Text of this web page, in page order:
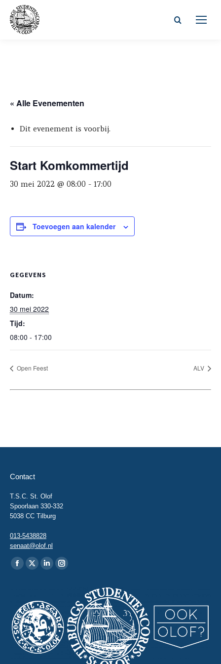
Zoeken:
« Alle Evenementen
Dit evenement is voorbij.
Start Komkommertijd
30 mei 2022 @ 08:00 - 17:00
Toevoegen aan kalender
GEGEVENS
Datum:
30 mei 2022
Tijd:
08:00 - 17:00
Open Feest ALV
Contact
T.S.C. St. Olof
Spoorlaan 330-332
5038 CC Tilburg
013-5438828
senaat@olof.nl
Vind ons op:
Facebook
in
new
window
X
in
new
window
Linkedin
in
new
window
Instagram
new
window